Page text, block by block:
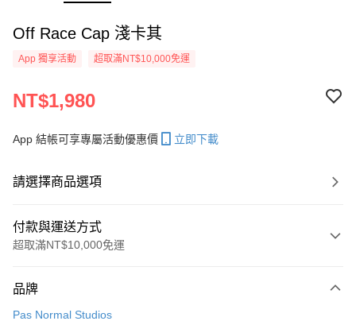
Off Race Cap 淺卡其
App 獨享活動 超取滿NT$10,000免運
NT$1,980
App 結帳可享專屬活動優惠價 立即下載
請選擇商品選項
付款與運送方式
超取滿NT$10,000免運
信用卡一次付款
品牌
Pas Normal Studios